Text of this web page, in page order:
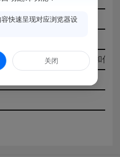
理系统12369
云福州环境监管网格化和信
快速呈现对应浏览器设
关闭